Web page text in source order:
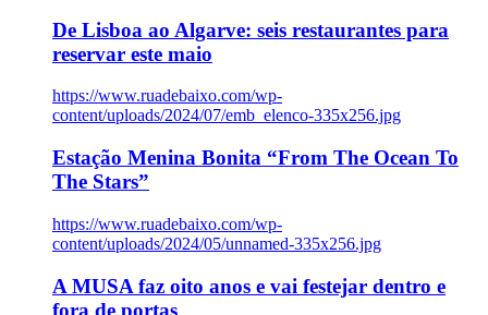
De Lisboa ao Algarve: seis restaurantes para
reservar este maio
https://www.ruadebaixo.com/wp-
content/uploads/2024/07/emb_elenco-335x256.jpg
Estação Menina Bonita “From The Ocean To
The Stars”
https://www.ruadebaixo.com/wp-
content/uploads/2024/05/unnamed-335x256.jpg
A MUSA faz oito anos e vai festejar dentro e
fora de portas